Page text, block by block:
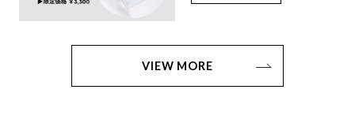
VIEW MORE